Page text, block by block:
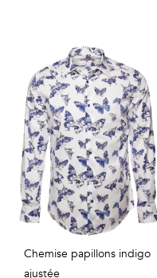
Chemise papillons indigo
ajustée